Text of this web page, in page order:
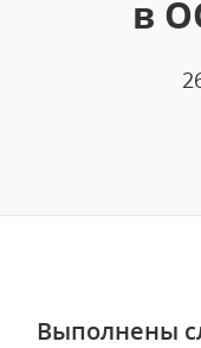
в
Выполнены